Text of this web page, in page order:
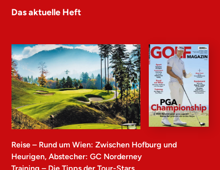
Das aktuelle Heft
Reise – Rund um Wien: Zwischen Hofburg und
Heurigen, Abstecher: GC Norderney